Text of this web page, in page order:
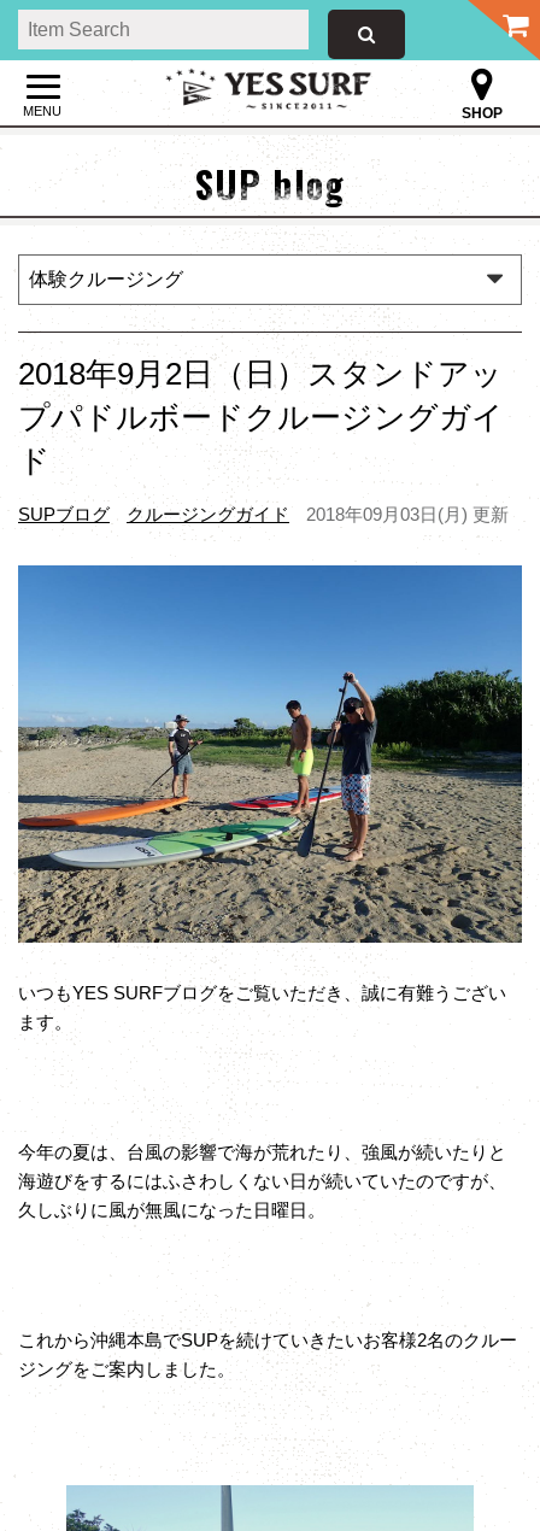
MENU SHOP
SUP blog
2018年9月2日（日）スタンドアッ
プパドルボードクルージングガイ
ド
SUPブログ クルージングガイド 2018年09月03日(月) 更新
いつもYES SURFブログをご覧いただき、誠に有難うござい
ます。
今年の夏は、台風の影響で海が荒れたり、強風が続いたりと
海遊びをするにはふさわしくない日が続いていたのですが、
久しぶりに風が無風になった日曜日。
これから沖縄本島でSUPを続けていきたいお客様2名のクルー
ジングをご案内しました。